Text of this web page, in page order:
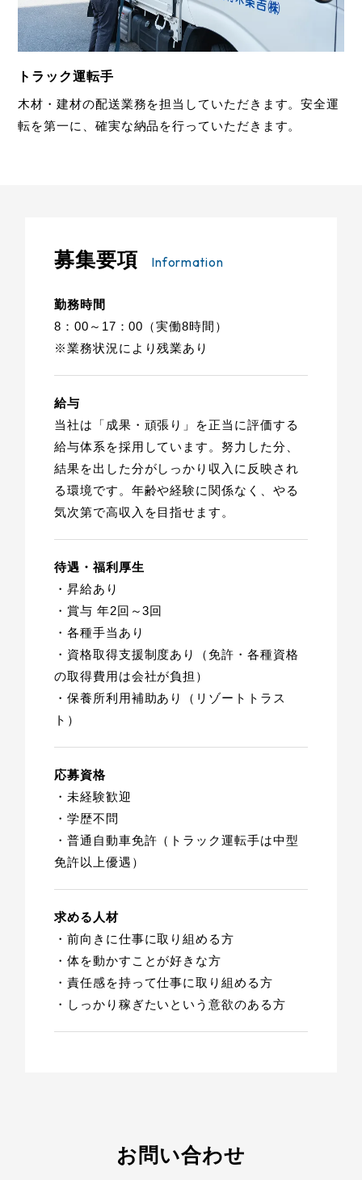
トラック運転手
木材・建材の配送業務を担当していただきます。安全運
転を第一に、確実な納品を行っていただきます。
募集要項 Information
勤務時間
8：00～17：00（実働8時間）
※業務状況により残業あり
給与
当社は「成果・頑張り」を正当に評価する
給与体系を採用しています。努力した分、
結果を出した分がしっかり収入に反映され
る環境です。 年齢や経験に関係なく、やる
気次第で高収入を目指せます。
待遇・福利厚生
・昇給あり
・賞与 年2回～3回
・各種手当あり
・資格取得支援制度あり（免許・各種資格
の取得費用は会社が負担）
・保養所利用補助あり（リゾートトラス
ト）
応募資格
・未経験歓迎
・学歴不問
・普通自動車免許（トラック運転手は中型
免許以上優遇）
求める人材
・前向きに仕事に取り組める方
・体を動かすことが好きな方
・責任感を持って仕事に取り組める方
・しっかり稼ぎたいという意欲のある方
お問い合わせ